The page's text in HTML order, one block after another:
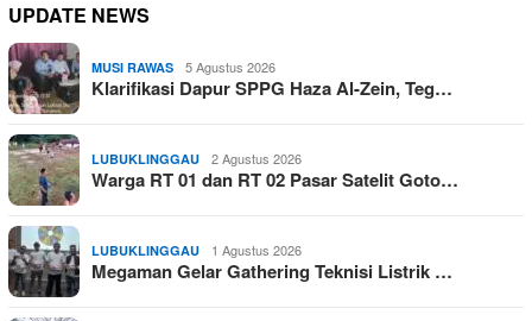
UPDATE NEWS
MUSI RAWAS 5 Agustus 2026
Klarifikasi Dapur SPPG Haza Al-Zein, Teg…
LUBUKLINGGAU 2 Agustus 2026
Warga RT 01 dan RT 02 Pasar Satelit Goto…
LUBUKLINGGAU 1 Agustus 2026
Megaman Gelar Gathering Teknisi Listrik …